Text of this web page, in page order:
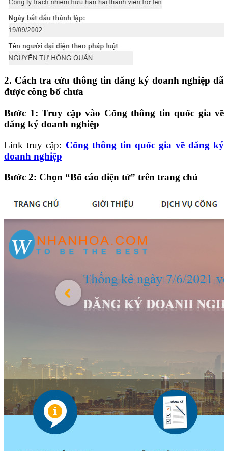
2. Cách tra cứu thông tin đăng ký doanh nghiệp đã
được công bố chưa
Bước 1: Truy cập vào Cổng thông tin quốc gia về
đăng ký doanh nghiệp
Link truy cập: Cổng thông tin quốc gia về đăng ký
doanh nghiệp
Bước 2: Chọn “Bố cáo điện tử” trên trang chủ